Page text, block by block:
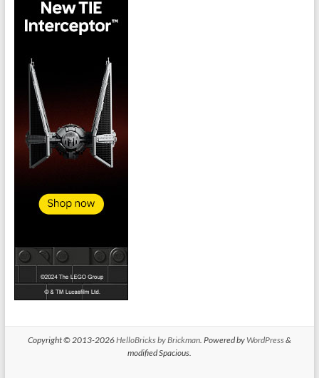
Copyright © 2013-2026HelloBricks by Brickman. Powered by WordPress&
modified Spacious.